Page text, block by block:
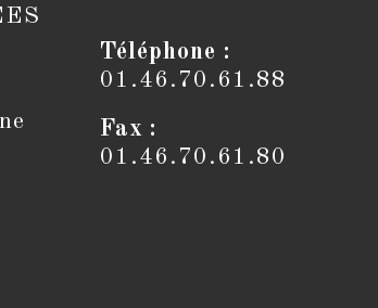
Téléphone :
01.46.70.61.88
Fax :
01.46.70.61.80